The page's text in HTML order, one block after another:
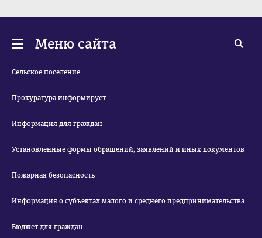
Меню сайта
Сельское поселение
Прокуратура информирует
Информация для граждан
Установленные формы обращений, заявлений и иных документов
Пожарная безопасность
Информация о субъектах малого и среднего предпринимательства
Бюджет для граждан